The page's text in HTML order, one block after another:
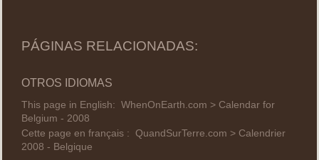
PÁGINAS RELACIONADAS:
OTROS IDIOMAS
This page in English: WhenOnEarth.com > Calendar for
Belgium - 2008
Cette page en français : QuandSurTerre.com > Calendrier
2008 - Belgique